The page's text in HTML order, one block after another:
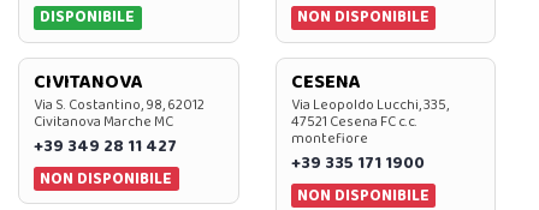
DISPONIBILE
NON DISPONIBILE
CIVITANOVA
Via S. Costantino, 98, 62012
Civitanova Marche MC
+39 349 28 11 427
NON DISPONIBILE
CESENA
Via Leopoldo Lucchi, 335,
47521 Cesena FC c.c.
montefiore
+39 335 171 1900
NON DISPONIBILE